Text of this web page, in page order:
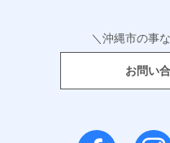
＼沖縄市の事
お問い